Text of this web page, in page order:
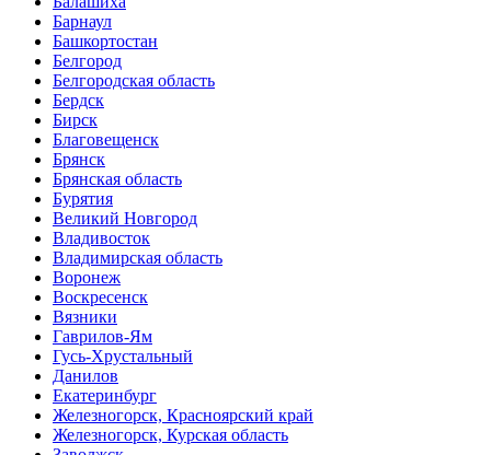
Барнаул
Башкортостан
Белгород
Белгородская область
Бердск
Бирск
Благовещенск
Брянск
Брянская область
Бурятия
Великий Новгород
Владивосток
Владимирская область
Воронеж
Воскресенск
Вязники
Гаврилов-Ям
Гусь-Хрустальный
Данилов
Екатеринбург
Железногорск, Красноярский край
Железногорск, Курская область